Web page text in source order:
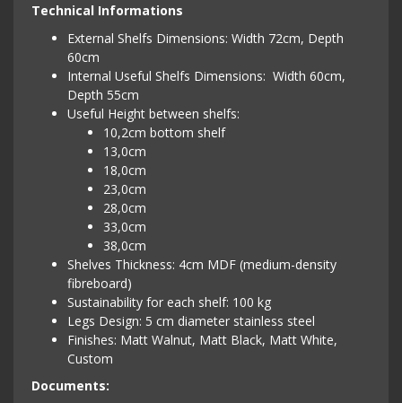
Technical Informations
External Shelfs Dimensions: Width 72cm, Depth
60cm
Internal Useful Shelfs Dimensions: Width 60cm,
Depth 55cm
Useful Height between shelfs:
10,2cm bottom shelf
13,0cm
18,0cm
23,0cm
28,0cm
33,0cm
38,0cm
Shelves Thickness: 4cm MDF (medium-density
fibreboard)
Sustainability for each shelf: 100 kg
Legs Design: 5 cm diameter stainless steel
Finishes: Matt Walnut, Matt Black, Matt White,
Custom
Documents: